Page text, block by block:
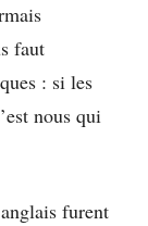
faut
: si les
nous qui
furent